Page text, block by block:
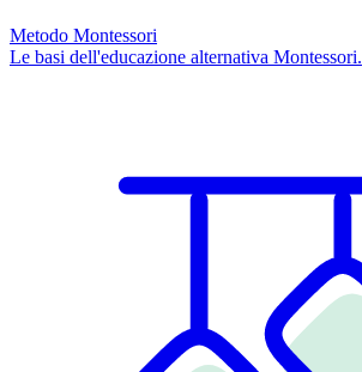
Metodo Montessori
Le basi dell'educazione alternativa Montessori.